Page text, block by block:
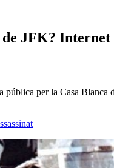
de JFK?
per la Casa